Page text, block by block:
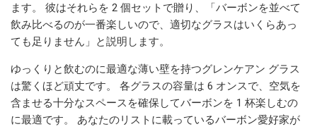
ます。 彼はそれらを 2 個セットで贈り、「バーボンを並べて
飲み比べるのが一番楽しいので、適切なグラスはいくらあっ
ても足りません」と説明します。
ゆっくりと飲むのに最適な薄い壁を持つグレンケアン グラス
は驚くほど頑丈です。 各グラスの容量は 6 オンスで、空気を
含ませる十分なスペースを確保してバーボンを 1 杯楽しむの
に最適です。 あなたのリストに載っているバーボン愛好家が